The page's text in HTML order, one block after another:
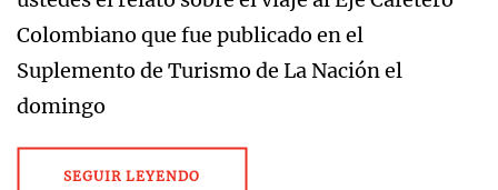
Colombiano que fue publicado en el
Suplemento de Turismo de La Nación el
domingo
SEGUIR LEYENDO